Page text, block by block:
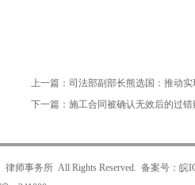
上一篇： 司法部副部长熊选国：推动
下一篇： 施工合同被确认无效后的过错
师事务所 All Rights Reserved. 备案号： 皖